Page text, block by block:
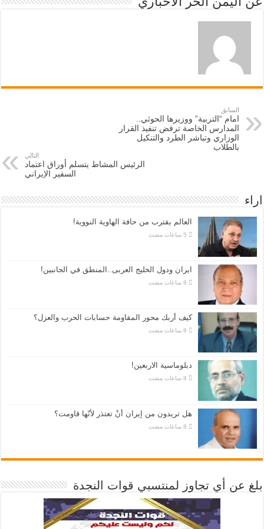
السابق
امام “التربية” ووزيرها الحوثي..
المدارس الخاصة ترفض تنفيذ القرار
الوزاري وتباشر الطرد والتنكيل
بالطلاب
التالي
الرئيس المشاط يتسلم أوراق اعتماد
السفير الإيراني
اراء
العالم يقترب من حافة الهاوية النووية!
ايران ودول الخليج العربى..المنطق في الجانبين!
كيف أربك محور المقاومة حسابات الحرب والعزل؟
دبلوماسية الاربعين!
هل تريدون من إيران أنْ تعتذر لأنّها قاومت؟
بلغ عن أي تجاوز لمنتسبي قوات النجدة